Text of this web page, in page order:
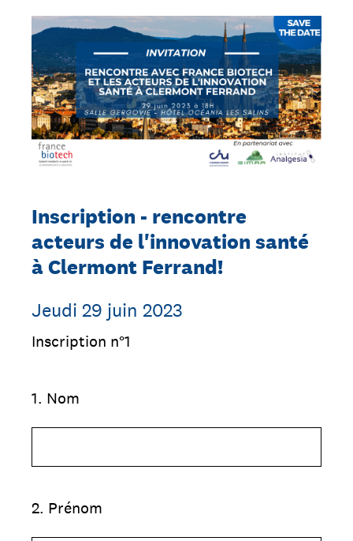
Inscription - rencontre
acteurs de l'innovation santé
à Clermont Ferrand!
Jeudi 29 juin 2023
Inscription n°1
1. Nom
2. Prénom